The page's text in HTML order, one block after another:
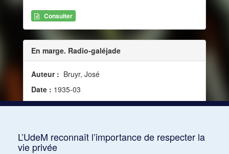
Consulter
En marge. Radio-galéjade
Auteur : Bruyr, José
Date : 1935-03
Source :La Revue musicale, vol. 16, no 154 [154]
L’UdeM reconnaît l’importance de respecter la
vie privée